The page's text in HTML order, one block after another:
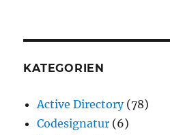
KATEGORIEN
Active Directory(78)
Codesignatur (6)